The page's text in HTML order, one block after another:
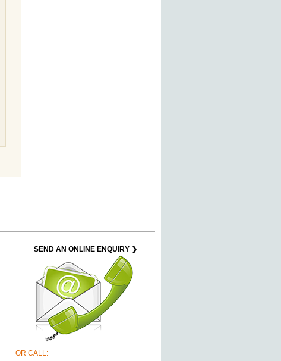
SEND AN ONLINE ENQUIRY ❯
OR CALL: